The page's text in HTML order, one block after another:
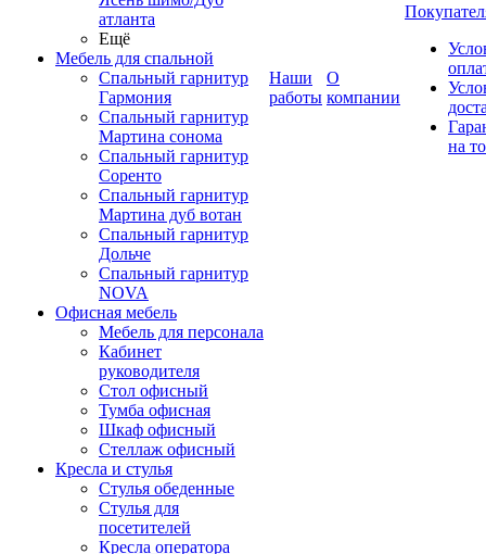
атланта
Ещё
Мебель для спальной
Спальный гарнитур
Гармония
Спальный гарнитур
Мартина сонома
Спальный гарнитур
Соренто
Спальный гарнитур
Мартина дуб вотан
Спальный гарнитур
Дольче
Спальный гарнитур
NOVA
Офисная мебель
Мебель для персонала
Кабинет
руководителя
Стол офисный
Тумба офисная
Шкаф офисный
Стеллаж офисный
Кресла и стулья
Стулья обеденные
Стулья для
посетителей
Кресла оператора
Наши
работы
О
компании
на